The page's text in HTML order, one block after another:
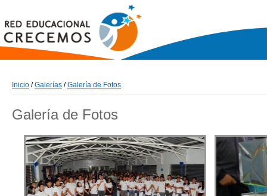
Inicio /Galerías /Galería de Fotos
Galería de Fotos